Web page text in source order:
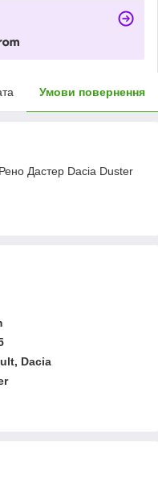
Умови повернення
Дастер Dacia Duster
Dacia